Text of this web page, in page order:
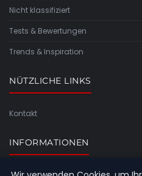
Nicht klassifiziert
Tests & Bewertungen
Trends & Inspiration
NÜTZLICHE LINKS
Kontakt
INFORMATIONEN